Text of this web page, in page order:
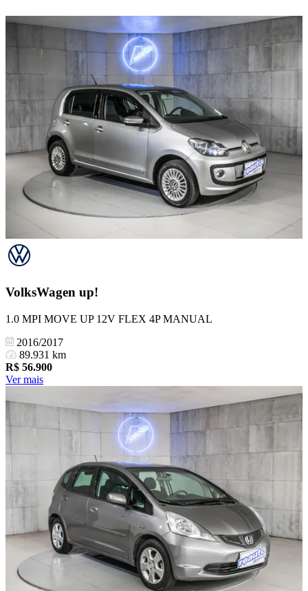
VolksWagen up!
1.0 MPI MOVE UP 12V FLEX 4P MANUAL
2016/2017
89.931 km
R$ 56.900
Ver mais